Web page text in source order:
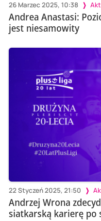
26 Marzec 2025, 10:38
Andrea Anastasi:
jest niesamowity
22 Styczeń 2025, 21:50
Andrzej Wrona
siatkarską karierę po